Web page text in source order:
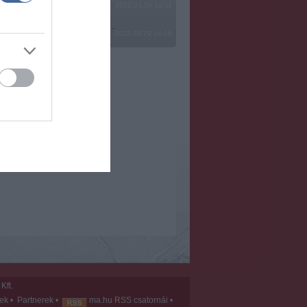
• Partnerek• ma.hu RSS csatornái •